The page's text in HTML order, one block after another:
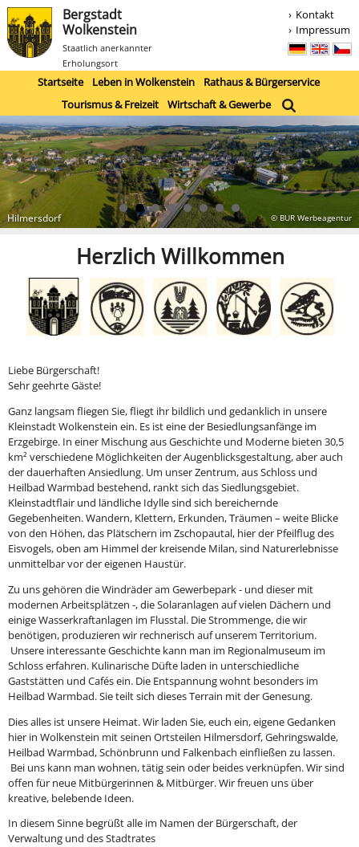
Bergstadt
Wolkenstein
Staatlich anerkannter
Erholungsort
Kontakt
Impressum
Startseite Leben in Wolkenstein
Rathaus & Bürgerservice
Tourismus & Freizeit
Wirtschaft & Gewerbe
© BUR Werbeagentur
Hilmersdorf
Herzlich Willkommen
Liebe Bürgerschaft!
Sehr geehrte Gäste!
Ganz langsam fliegen Sie, fliegt ihr bildlich und gedanklich in unsere
Kleinstadt Wolkenstein ein. Es ist eine der Besiedlungsanfänge im
Erzgebirge. In einer Mischung aus Geschichte und Moderne bieten 30,5
km² verschiedene Möglichkeiten der Augenblicksgestaltung, aber auch
der dauerhaften Ansiedlung. Um unser Zentrum, aus Schloss und
Heilbad Warmbad bestehend, rankt sich das Siedlungsgebiet.
Kleinstadtflair und ländliche Idylle sind sich bereichernde
Gegebenheiten. Wandern, Klettern, Erkunden, Träumen – weite Blicke
von den Höhen, das Plätschern im Zschopautal, hier der Pfeilflug des
Eisvogels, oben am Himmel der kreisende Milan, sind Naturerlebnisse
unmittelbar vor der eigenen Haustür.
Zu uns gehören die Windräder am Gewerbepark - und dieser mit
modernen Arbeitsplätzen -, die Solaranlagen auf vielen Dächern und
einige Wasserkraftanlagen im Flusstal. Die Strommenge, die wir
benötigen, produzieren wir rechnerisch auf unserem Territorium.
Unsere interessante Geschichte kann man im Regionalmuseum im
Schloss erfahren. Kulinarische Düfte laden in unterschiedliche
Gaststätten und Cafés ein. Die Entspannung wohnt besonders im
Heilbad Warmbad. Sie teilt sich dieses Terrain mit der Genesung.
Dies alles ist unsere Heimat. Wir laden Sie, euch ein, eigene Gedanken
hier in Wolkenstein mit seinen Ortsteilen Hilmersdorf, Gehringswalde,
Heilbad Warmbad, Schönbrunn und Falkenbach einfließen zu lassen.
Bei uns kann man wohnen, tätig sein oder beides verknüpfen. Wir sind
offen für neue Mitbürgerinnen & Mitbürger. Wir freuen uns über
kreative, belebende Ideen.
In diesem Sinne begrüßt alle im Namen der Bürgerschaft, der
Verwaltung und des Stadtrates